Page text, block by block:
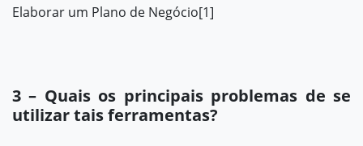
Elaborar um Plano de Negócio[1]
3 – Quais os principais problemas de se
utilizar tais ferramentas?